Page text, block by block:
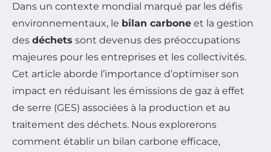
Dans un contexte mondial marqué par les défis
environnementaux, le bilan carbone et la gestion
des déchets sont devenus des préoccupations
majeures pour les entreprises et les collectivités.
Cet article aborde l’importance d’optimiser son
impact en réduisant les émissions de gaz à effet
de serre (GES) associées à la production et au
traitement des déchets. Nous explorerons
comment établir un bilan carbone efficace,